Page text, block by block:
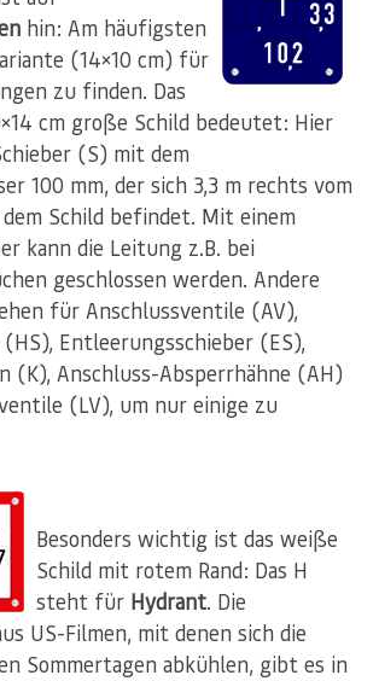
hin: Am häufigsten
(14×10 cm) für
zu finden. Das
cm große Schild bedeutet: Hier
(S) mit dem
100 mm, der sich 3,3 m rechts vom
dem Schild befindet. Mit einem
kann die Leitung z.B. bei
geschlossen werden. Andere
für Anschlussventile (AV),
Entleerungsschieber (ES),
(K), Anschluss-Absperrhähne (AH)
(LV), um nur einige zu
Besonders wichtig ist das weiße
Schild mit rotem Rand: Das H
steht für Hydrant. Die
US-Filmen, mit denen sich die
Sommertagen abkühlen, gibt es in